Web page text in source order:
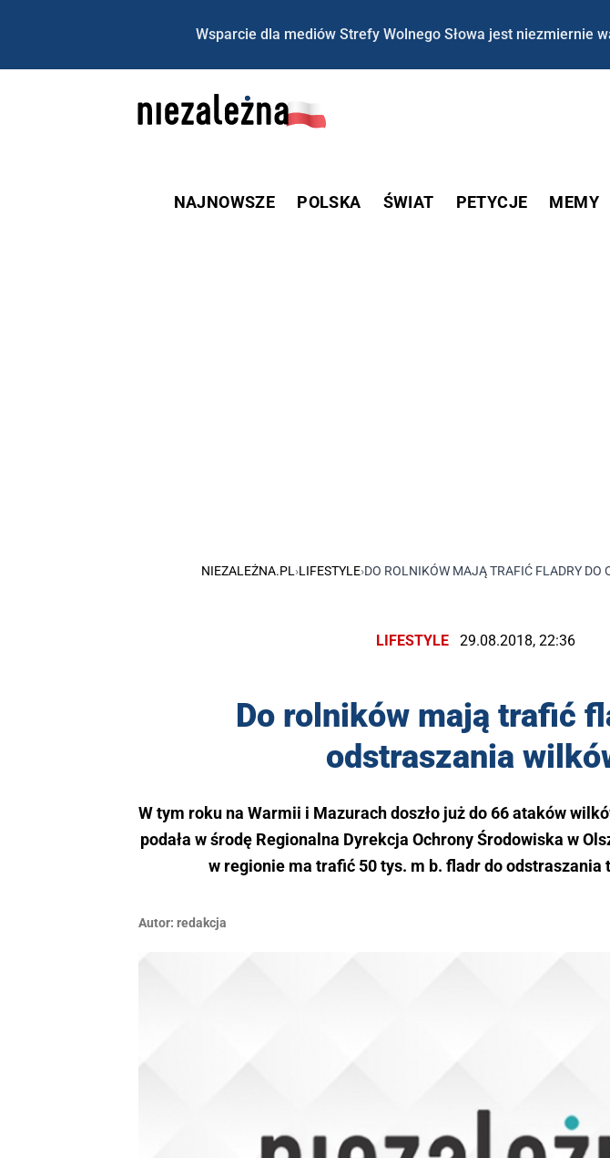
Wsparcie dla mediów Strefy Wolnego Słowa jest niezmiernie
NAJNOWSZE POLSKA ŚWIAT PETYCJE MEMY
NIEZALEŻNA.PL ›LIFESTYLE›DO ROLNIKÓW MAJĄ TRAFIĆ FLADRY DO
LIFESTYLE 29.08.2018, 22:36
Do rolników mają trafić
odstraszania
W tym roku na Warmii i Mazurach doszło już do 66 ataków
podała w środę Regionalna Dyrekcja Ochrony Środowiska w
w regionie ma trafić 50 tys. m b. fladr do odstraszania
Autor: redakcja